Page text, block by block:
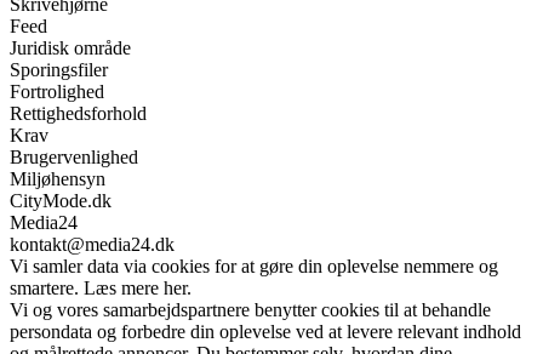
Skrivehjørne
Feed
Juridisk område
Sporingsfiler
Fortrolighed
Rettighedsforhold
Krav
Brugervenlighed
Miljøhensyn
CityMode.dk
Media24
kontakt@media24.dk
Vi samler data via cookies for at gøre din oplevelse nemmere og
smartere. Læs mere her.
Vi og vores samarbejdspartnere benytter cookies til at behandle
persondata og forbedre din oplevelse ved at levere relevant indhold